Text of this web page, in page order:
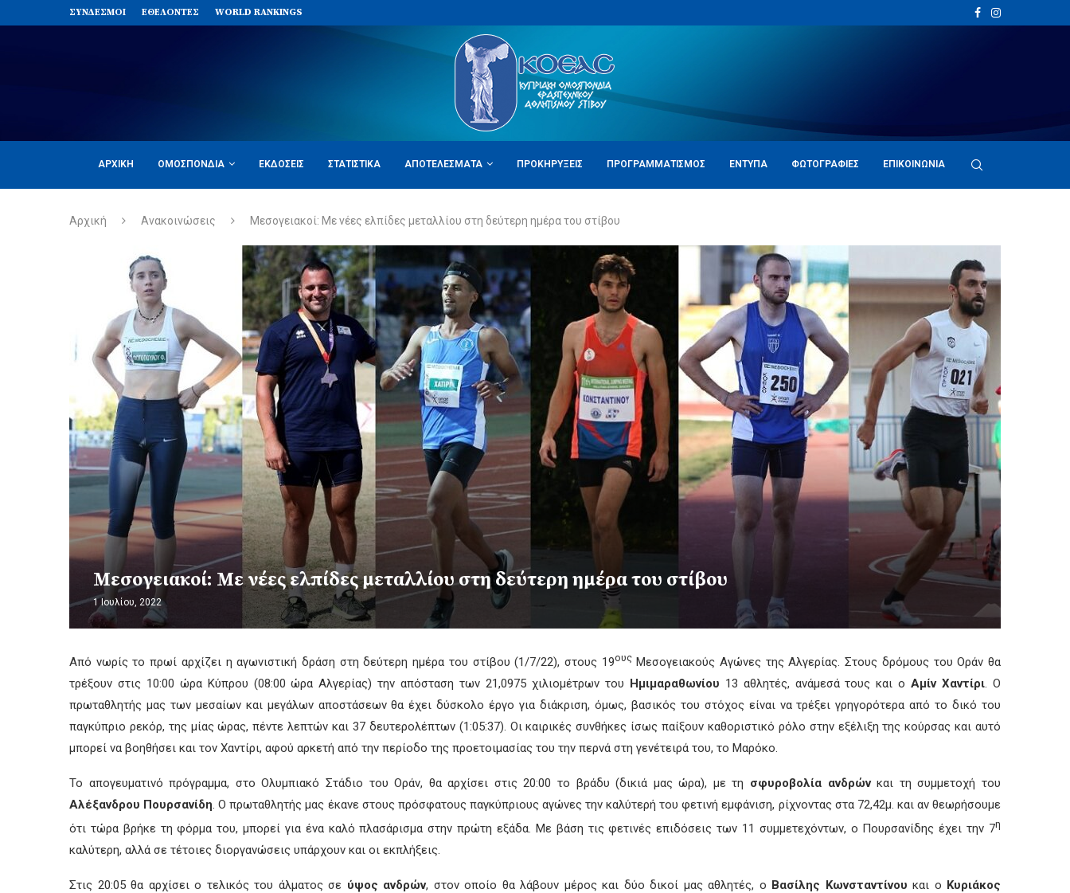
ΣΥΝΔΈΣΜΟΙ ΕΘΕΛΟΝΤΈΣ WORLD RANKINGS
ΑΡΧΙΚΉ ΟΜΟΣΠΟΝΔΊΑ ΕΚΔΌΣΕΙΣ ΣΤΑΤΙΣΤΙΚΆ ΑΠΟΤΕΛΈΣΜΑΤΑ ΠΡΟΚΗΡΎΞΕΙΣ ΠΡΟΓΡΑΜΜΑΤΙΣΜΌΣ ΈΝΤΥΠΑ ΦΩΤΟΓΡΑΦΊΕΣ ΕΠΙΚΟΙΝΩΝΊΑ
Αρχική Ανακοινώσεις Μεσογειακοί: Με νέες ελπίδες μεταλλίου στη δεύτερη ημέρα του στίβου
Μεσογειακοί: Με νέες ελπίδες μεταλλίου στη δεύτερη ημέρα του στίβου
1 Ιουλίου, 2022
Από νωρίς το πρωί αρχίζει η αγωνιστική δράση στη δεύτερη ημέρα του στίβου (1/7/22), στους 19ουςΜεσογειακούς Αγώνες της Αλγερίας. Στους δρόμους του Οράν θα
τρέξουν στις 10:00 ώρα Κύπρου (08:00 ώρα Αλγερίας) την απόσταση των 21,0975 χιλιομέτρων του Ημιμαραθωνίου 13 αθλητές, ανάμεσά τους και οΑμίν Χαντίρι. Ο
πρωταθλητής μας των μεσαίων και μεγάλων αποστάσεων θα έχει δύσκολο έργο για διάκριση, όμως, βασικός του στόχος είναι να τρέξει γρηγορότερα από το δικό του
παγκύπριο ρεκόρ, της μίας ώρας, πέντε λεπτών και 37 δευτερολέπτων (1:05:37). Οι καιρικές συνθήκες ίσως παίξουν καθοριστικό ρόλο στην εξέλιξη της κούρσας και αυτό
μπορεί να βοηθήσει και τον Χαντίρι, αφού αρκετή από την περίοδο της προετοιμασίας του την περνά στη γενέτειρά του, το Μαρόκο.
Το απογευματινό πρόγραμμα, στο Ολυμπιακό Στάδιο του Οράν, θα αρχίσει στις 20:00 το βράδυ (δικιά μας ώρα), με τη σφυροβολία ανδρώνκαι τη συμμετοχή του
Αλέξανδρου Πουρσανίδη. Ο πρωταθλητής μας έκανε στους πρόσφατους παγκύπριους αγώνες την καλύτερή του φετινή εμφάνιση, ρίχνοντας στα 72,42μ. και αν θεωρήσουμε
ότι τώρα βρήκε τη φόρμα του, μπορεί για ένα καλό πλασάρισμα στην πρώτη εξάδα. Με βάση τις φετινές επιδόσεις των 11 συμμετεχόντων, ο Πουρσανίδης έχει την 7η
καλύτερη, αλλά σε τέτοιες διοργανώσεις υπάρχουν και οι εκπλήξεις.
Στις 20:05 θα αρχίσει ο τελικός του άλματος σε ύψος ανδρών, στον οποίο θα λάβουν μέρος και δύο δικοί μας αθλητές, ο Βασίλης Κωνσταντίνου και ο Κυριάκος